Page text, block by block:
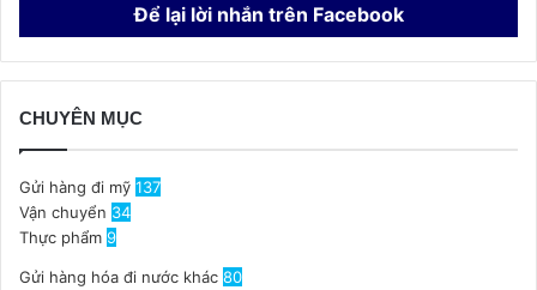
Để lại lời nhắn trên Facebook
CHUYÊN MỤC
Gửi hàng đi mỹ 137
Vận chuyển 34
Thực phẩm 9
Gửi hàng hóa đi nước khác 80